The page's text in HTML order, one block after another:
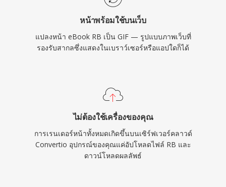
หน้าพร้อมใช้บนเว็บ
แปลงหน้า eBook RB เป็น GIF — รูปแบบภาพเว็บที่
รองรับสากลซึ่งแสดงในเบราว์เซอร์หรือแอปใดก็ได้
ไม่ต้องใช้เครื่องของคุณ
การเรนเดอร์หน้าทั้งหมดเกิดขึ้นบนเซิร์ฟเวอร์คลาวด์
Convertio อุปกรณ์ของคุณแค่อัปโหลดไฟล์ RB และ
ดาวน์โหลดผลลัพธ์